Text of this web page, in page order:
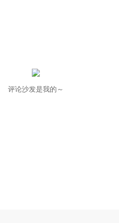
评论沙发是我的～